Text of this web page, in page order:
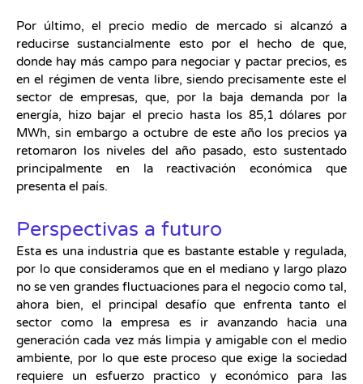
Por último, el precio medio de mercado si alcanzó a
reducirse sustancialmente esto por el hecho de que,
donde hay más campo para negociar y pactar precios, es
en el régimen de venta libre, siendo precisamente este el
sector de empresas, que, por la baja demanda por la
energía, hizo bajar el precio hasta los 85,1 dólares por
MWh, sin embargo a octubre de este año los precios ya
retomaron los niveles del año pasado, esto sustentado
principalmente en la reactivación económica que
presenta el país.
Perspectivas a futuro
Esta es una industria que es bastante estable y regulada,
por lo que consideramos que en el mediano y largo plazo
no se ven grandes fluctuaciones para el negocio como tal,
ahora bien, el principal desafío que enfrenta tanto el
sector como la empresa es ir avanzando hacia una
generación cada vez más limpia y amigable con el medio
ambiente, por lo que este proceso que exige la sociedad
requiere un esfuerzo practico y económico para las